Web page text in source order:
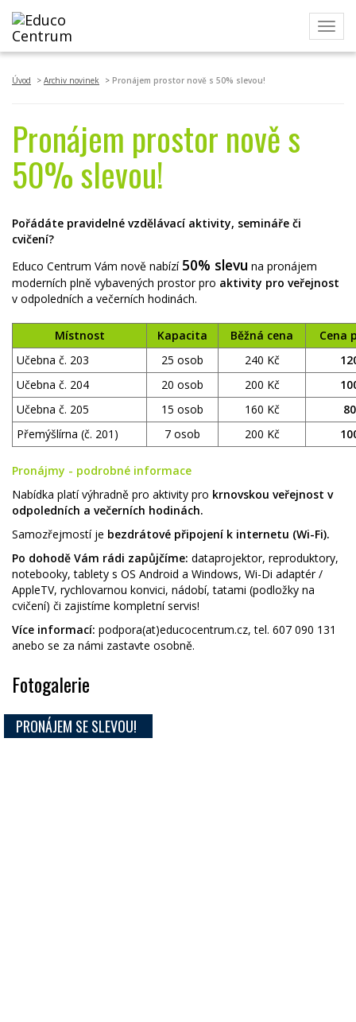
Úvod Archiv novinek Pronájem prostor nově s 50% slevou!
Pronájem prostor nově s
50% slevou!
Pořádáte pravidelné vzdělávací aktivity, semináře či
cvičení?
Educo Centrum Vám nově nabízí 50% slevu na pronájem
moderních plně vybavených prostor pro aktivity pro veřejnost
v odpoledních a večerních hodinách.
Místnost Kapacita Běžná cena
Cena
Učebna č. 203
25 osob 240 Kč
Učebna č. 204
20 osob 200 Kč
Učebna č. 205
15 osob 160 Kč
Přemýšlírna (č. 201)
7 osob 200 Kč
Pronájmy - podrobné informace
Nabídka platí výhradně pro aktivity pro krnovskou veřejnost v
odpoledních a večerních hodinách.
Samozřejmostí je bezdrátové připojení k internetu (Wi-Fi).
Po dohodě Vám rádi zapůjčíme: dataprojektor, reproduktory,
notebooky, tablety s OS Android a Windows, Wi-Di adaptér /
AppleTV, rychlovarnou konvici, nádobí, tatami (podložky na
cvičení) či zajistíme kompletní servis!
Více informací: podpora(at)educocentrum.cz, tel. 607 090 131
anebo se za námi zastavte osobně.
Fotogalerie
PRONÁJEM SE SLEVOU!